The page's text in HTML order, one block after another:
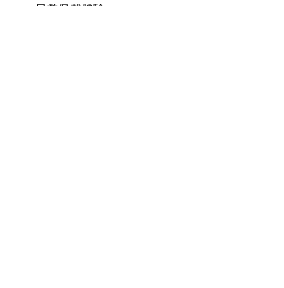
日常佩戴體驗」。